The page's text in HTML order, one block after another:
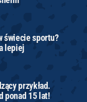
świecie sportu?
lepiej
przykład.
ponad 15 lat!